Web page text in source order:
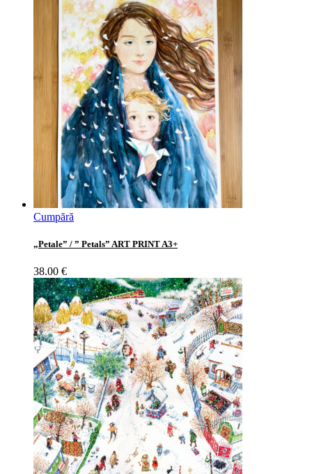
Cumpără
„Petale” / ” Petals” ART PRINT A3+
38.00 €